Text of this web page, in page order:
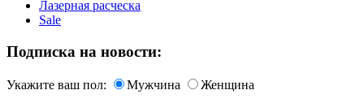
Лазерная расческа
Sale
Подписка на новости:
Укажите ваш пол: Мужчина Женщина